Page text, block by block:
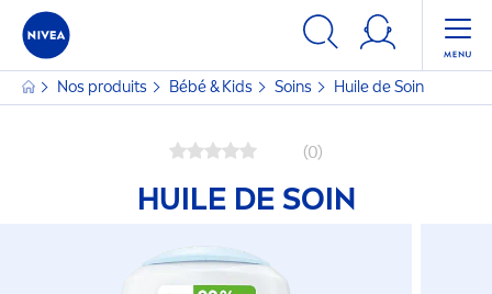
Nos produits Bébé & Kids Soins Huile de Soin
(0)
HUILE DE SOIN